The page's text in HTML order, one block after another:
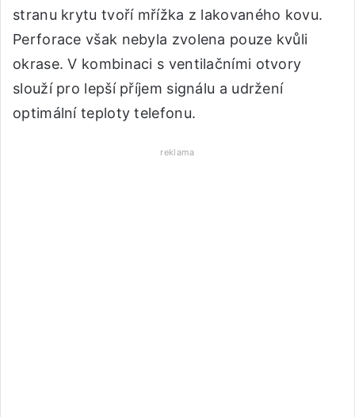
stranu krytu tvoří mřížka z lakovaného kovu.
Perforace však nebyla zvolena pouze kvůli
okrase. V kombinaci s ventilačními otvory
slouží pro lepší příjem signálu a udržení
optimální teploty telefonu.
reklama